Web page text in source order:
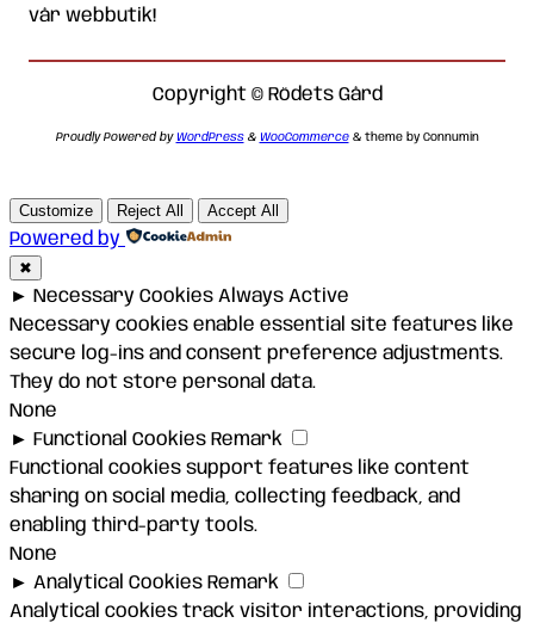
vår webbutik!
Copyright © Rödets Gård
Proudly Powered by WordPress& WooCommerce& theme by Connumin
Customize Reject All Accept All
Powered by
✖
► Necessary Cookies Always Active
Necessary cookies enable essential site features like
secure log-ins and consent preference adjustments.
They do not store personal data.
None
► Functional Cookies Remark
Functional cookies support features like content
sharing on social media, collecting feedback, and
enabling third-party tools.
None
► Analytical Cookies Remark
Analytical cookies track visitor interactions, providing